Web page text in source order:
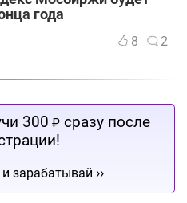
года
8 2
300 ₽ сразу после
зарабатывай ››